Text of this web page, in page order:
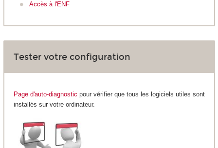
Accès à l'ENF
Tester votre configuration
Page d'auto-diagnostic pour vérifier que tous les logiciels utiles sont
installés sur votre ordinateur.